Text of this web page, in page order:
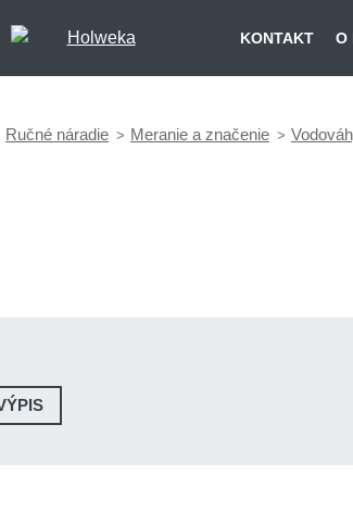
KONTAKT O
Ručné náradie Meranie a značenie